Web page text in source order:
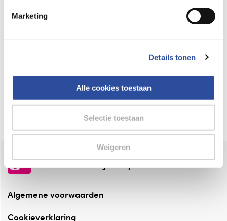
Marketing
Details tonen
Alle cookies toestaan
Selectie toestaan
Weigeren
⁠Verantwoorde zorg, ⁠ook online.
Altijd onze folder bij de hand
Check onze folders ⁠bij AlleFolders.
de vriendelijke specialist
Algemene voorwaarden
Cookieverklaring